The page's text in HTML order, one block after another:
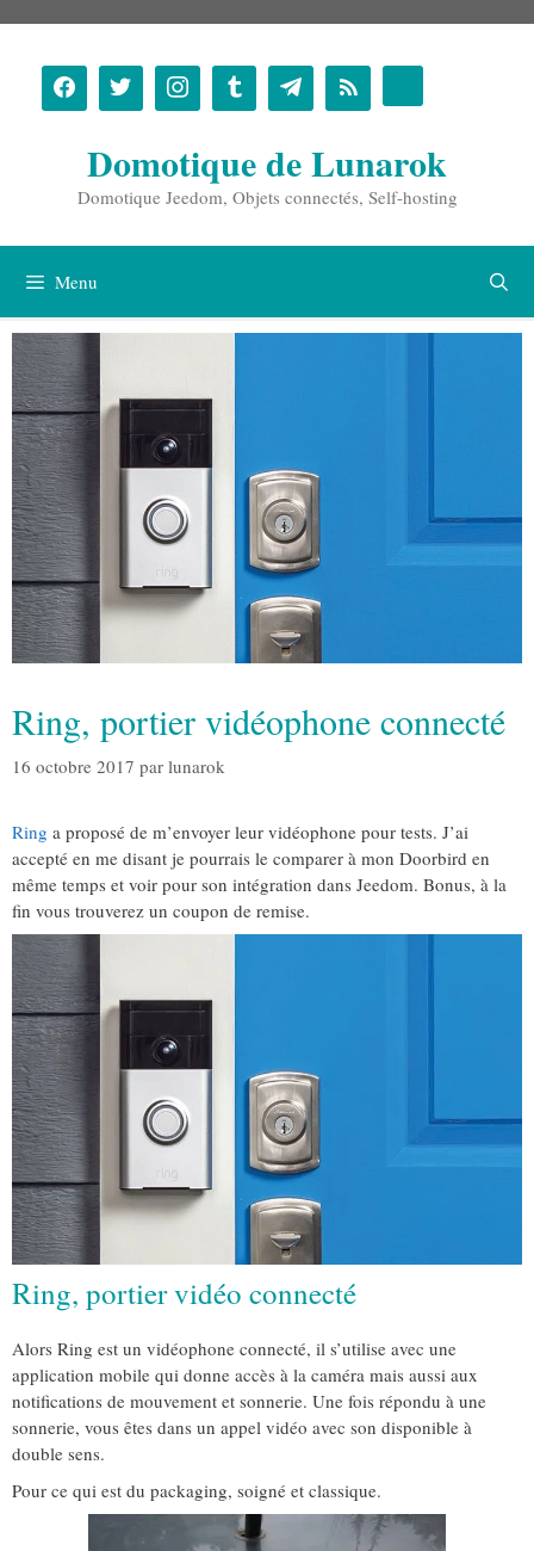
contenu
Domotique de Lunarok
Domotique Jeedom, Objets connectés, Self-hosting
Menu
Ring, portier vidéophone connecté
16 octobre 2017 par lunarok
Ring a proposé de m’envoyer leur vidéophone pour tests. J’ai
accepté en me disant je pourrais le comparer à mon Doorbird en
même temps et voir pour son intégration dans Jeedom. Bonus, à la
fin vous trouverez un coupon de remise.
Ring, portier vidéo connecté
Alors Ring est un vidéophone connecté, il s’utilise avec une
application mobile qui donne accès à la caméra mais aussi aux
notifications de mouvement et sonnerie. Une fois répondu à une
sonnerie, vous êtes dans un appel vidéo avec son disponible à
double sens.
Pour ce qui est du packaging, soigné et classique.